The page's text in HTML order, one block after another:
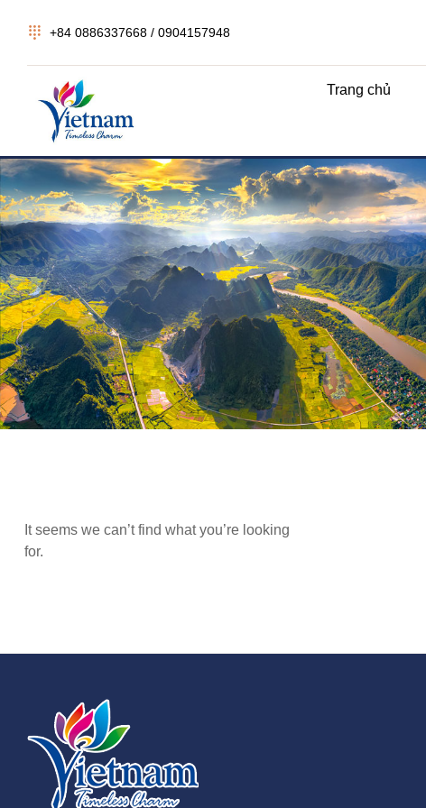
+84 0886337668 / 0904157948
Trang chủ
It seems we can’t find what you’re looking
for.